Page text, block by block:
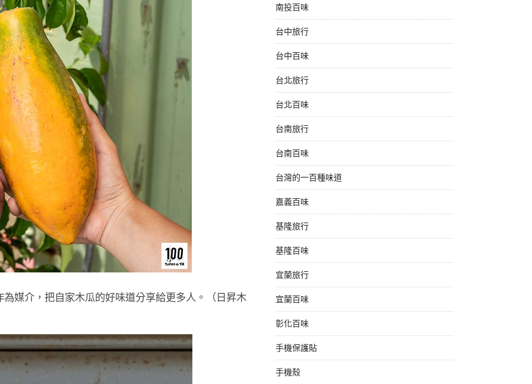
媒介，把自家木瓜的好味道分享給更多人。（日昇木
南投百味
台中旅行
台中百味
台北旅行
台北百味
台南旅行
台南百味
台灣的一百種味道
嘉義百味
基隆旅行
基隆百味
宜蘭旅行
宜蘭百味
彰化百味
手機保護貼
手機殼